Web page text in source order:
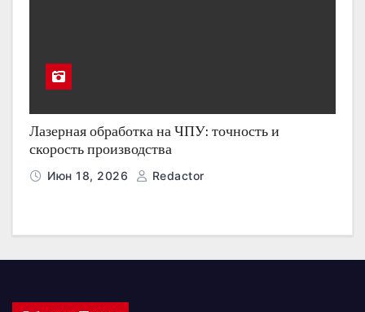
Лазерная обработка на ЧПУ: точность и
скорость производства
Июн 18, 2026 Redactor